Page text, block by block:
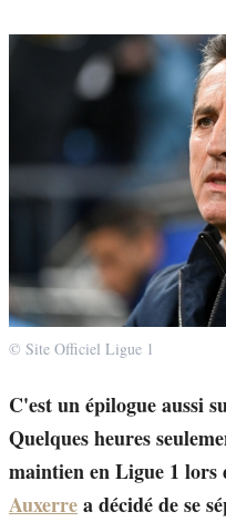
© Site Officiel Ligue 1
C'est un épilogue aussi
Quelques heures
maintien en Ligue 1
Auxerrea décidé de se